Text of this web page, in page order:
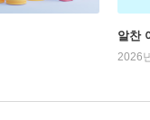
알찬
2026